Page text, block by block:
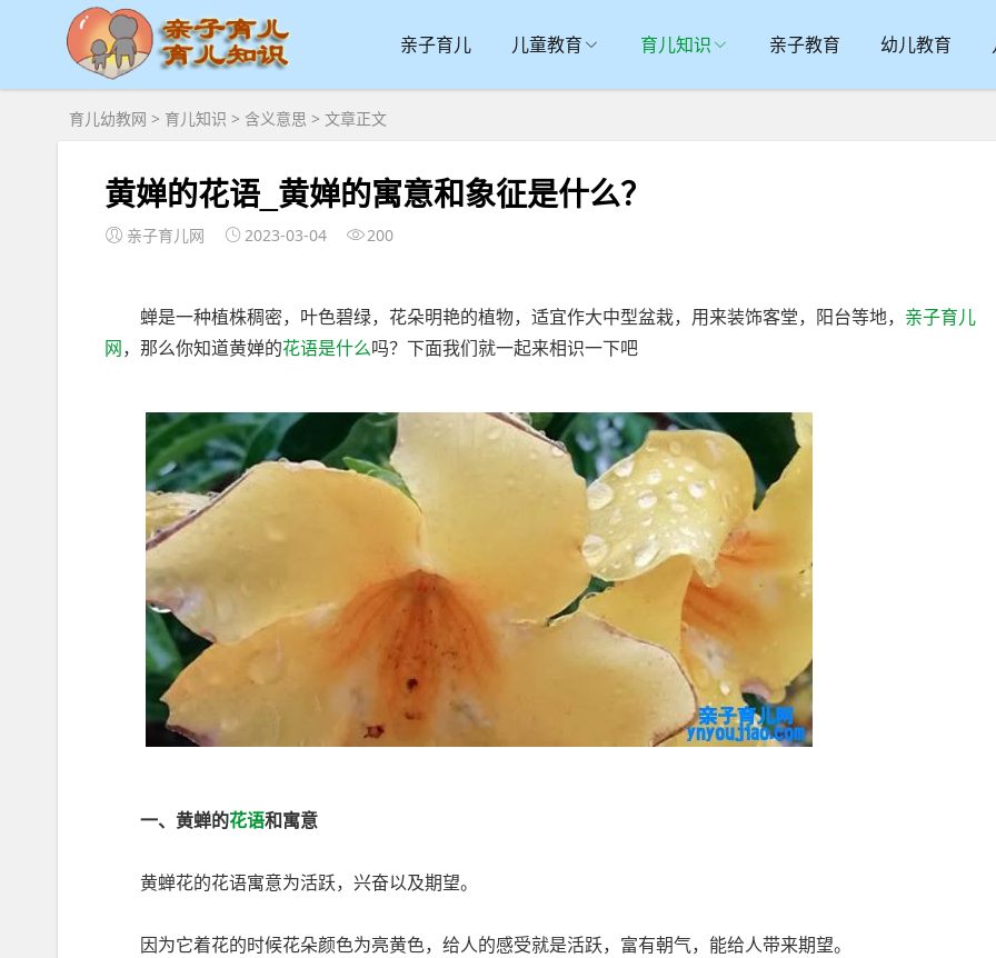
亲子育儿 儿童教育 育儿知识 亲子教育 幼儿教育
育儿幼教网 > 育儿知识 > 含义意思 > 文章正文
黄婵的花语_黄婵的寓意和象征是什么？
亲子育儿网 2023-03-04 200
蝉是一种植株稠密，叶色碧绿，花朵明艳的植物，适宜作大中型盆栽，用来装饰客堂，阳台等地， 亲子育儿
网，那么你知道黄婵的花语是什么吗？下面我们就一起来相识一下吧
一、黄蝉的花语和寓意
黄蝉花的花语寓意为活跃，兴奋以及期望。
因为它着花的时候花朵颜色为亮黄色，给人的感受就是活跃，富有朝气，能给人带来期望。